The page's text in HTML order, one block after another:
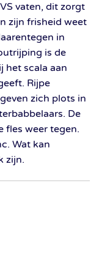
vaten, dit zorgt
zijn frisheid weet
in
is de
het scala aan
Rijpe
zich plots in
De
fles weer tegen.
Wat kan
zijn.